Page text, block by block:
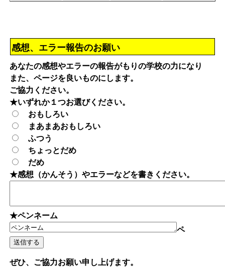
感想、エラー報告のお願い
あなたの感想やエラーの報告がもりの学校の力になり
また、ページを良いものにします。
ご協力ください。
★いずれか１つお選びください。
おもしろい
まあまあおもしろい
ふつう
ちょっとだめ
だめ
★感想（かんそう）やエラーなどを書きください。
★ペンネーム
ペ
ぜひ、ご協力お願い申し上げます。